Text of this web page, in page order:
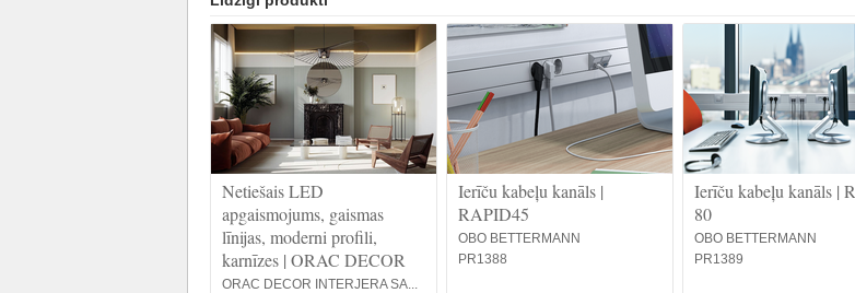
Netiešais LED
apgaismojums, gaismas
līnijas, moderni profili,
karnīzes | ORAC DECOR
ORAC DECOR INTERJERA SA...
Ierīču kabeļu kanāls |
RAPID45
OBO BETTERMANN
PR1388
Ierīču kabeļu kanāls |
80
OBO BETTERMANN
PR1389